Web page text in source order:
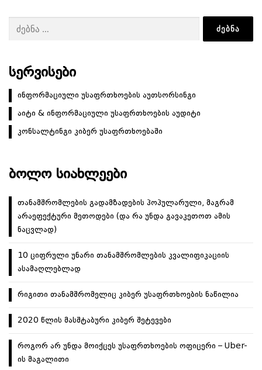
ᲡᲔᲠᲕᲘᲡᲔᲑᲘ
ინფორმაციული უსაფრთხოების აუთსორსინგი
აიტი & ინფორმაციული უსაფრთხოების აუდიტი
კონსალტინგი კიბერ უსაფრთხოებაში
ᲑᲝᲚᲝ ᲡᲘᲐᲮᲚᲔᲔᲑᲘ
თანამშრომლების გადამზადების პოპულარული, მაგრამ
არაეფექტური მეთოდები (და რა უნდა გავაკეთოთ ამის
ნაცვლად)
10 ციფრული უნარი თანამშრომლების კვალიფიკაციის
ასამაღლებლად
რიგითი თანამშრომელიც კიბერ უსაფრთხოების ნაწილია
2020 წლის მასშტაბური კიბერ შეტევები
როგორ არ უნდა მოიქცეს უსაფრთხოების ოფიცერი – Uber-
ის მაგალითი